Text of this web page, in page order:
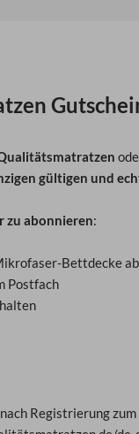
gültigen und
zu abonnieren:
Bettdecke
Postfach
Registrierung